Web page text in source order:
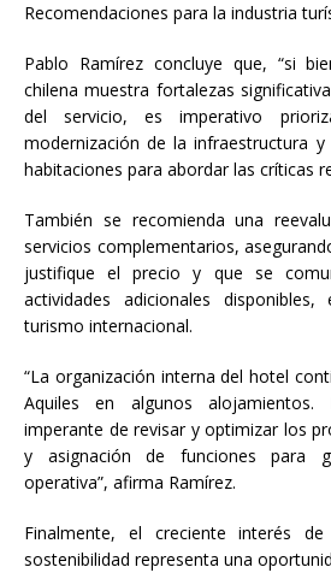
Recomendaciones para la industria
Pablo Ramírez concluye que, “si
chilena muestra fortalezas
del servicio, es imperativo
modernización de la infraestructura
habitaciones para abordar las críticas
También se recomienda una
servicios complementarios,
justifique el precio y que se
actividades adicionales
turismo internacional.
“La organización interna del hotel
Aquiles en algunos
imperante de revisar y optimizar los
y asignación de funciones para
operativa”, afirma Ramírez.
Finalmente, el creciente interés
sostenibilidad representa una